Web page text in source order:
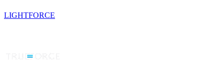
LIGHTFORCE